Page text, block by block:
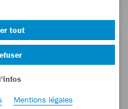
tout
Mentions légales